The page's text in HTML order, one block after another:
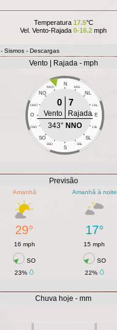
Temperatura 17.5°C
Vel. Vento-Rajada 0-16.2 mph
- Sismos - Descargas
Vento | Rajada - mph
N
NNO NNL
NO NL
ONO LNL
O E
OSO LSL
SO SL
SSO SSL
S
0 7
Vento
Rajada
343° NNO
Previsão
Amanhã Amanhã à noite
29° 17°
16 mph 15 mph
SO SO
23% 22%
Chuva hoje - mm